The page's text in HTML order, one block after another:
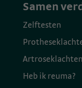
Samen
Zelftesten
Artroseklachten
Heb ik reuma?